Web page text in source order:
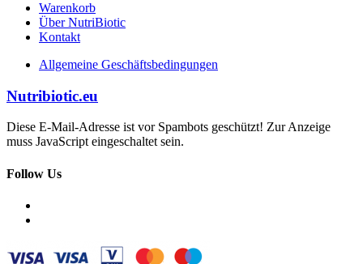
Warenkorb
Über NutriBiotic
Kontakt
Allgemeine Geschäftsbedingungen
Nutribiotic.eu
Diese E-Mail-Adresse ist vor Spambots geschützt! Zur Anzeige
muss JavaScript eingeschaltet sein.
Follow Us